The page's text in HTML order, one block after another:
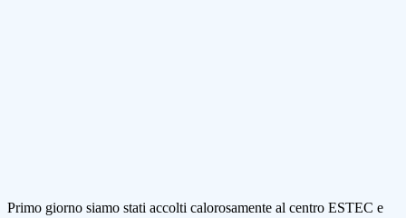
Primo giorno siamo stati accolti calorosamente al centro ESTEC e